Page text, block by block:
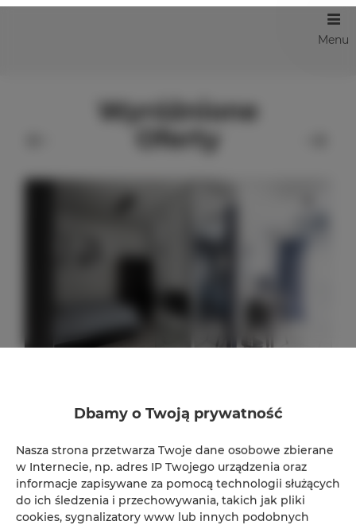
Menu
Wyróżnione
Oferty
ADLER Apartments nr 201
Od 147,00 zł
Dbamy o Twoją prywatność
Nasza strona przetwarza Twoje dane osobowe zbierane
w Internecie, np. adres IP Twojego urządzenia oraz
informacje zapisywane za pomocą technologii służących
do ich śledzenia i przechowywania, takich jak pliki
cookies, sygnalizatory www lub innych podobnych